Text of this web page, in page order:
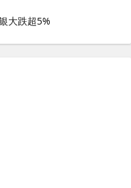
大跌超5%